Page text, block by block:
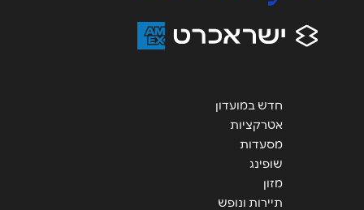
חדש במועדון
אטרקציות
מסעדות
שופינג
מזון
תיירות ונופש